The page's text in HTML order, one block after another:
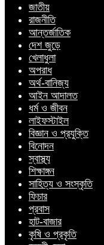
জাতীয়
রাজনীতি
আন্তর্জাতিক
দেশ জুড়ে
খেলাধুলা
অপরাধ
অর্থ-বানিজ্য
আইন আদালত
ধর্ম ও জীবন
লাইফস্টাইল
বিজ্ঞান ও প্রযুক্তি
বিনোদন
স্বাস্থ্য
শিক্ষাঙ্গন
সাহিত্য ও সংস্কৃতি
ফিচার
প্রবাস
হাট-বাজার
কৃষি ও প্রকৃতি